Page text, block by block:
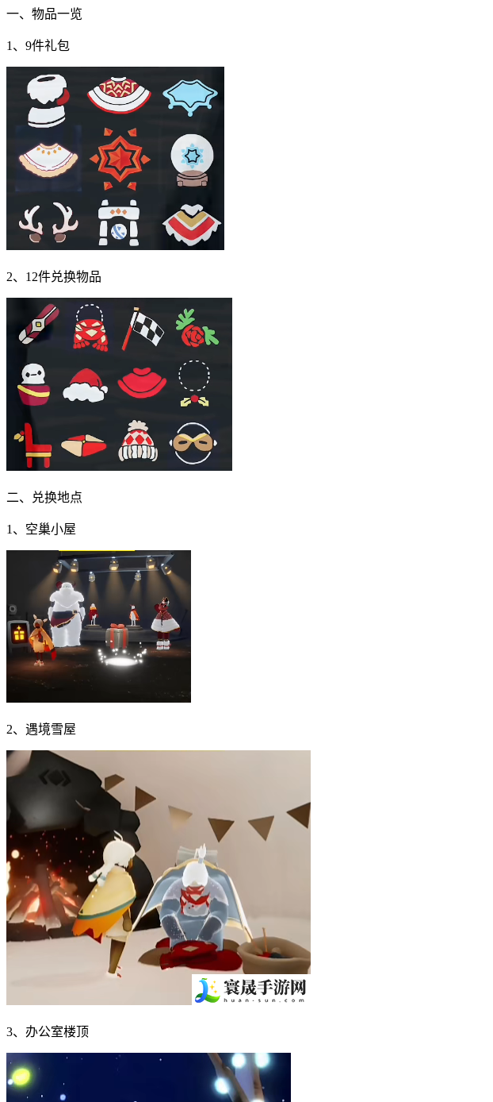
一、物品一览
1、9件礼包
2、12件兑换物品
二、兑换地点
1、空巢小屋
2、遇境雪屋
3、办公室楼顶